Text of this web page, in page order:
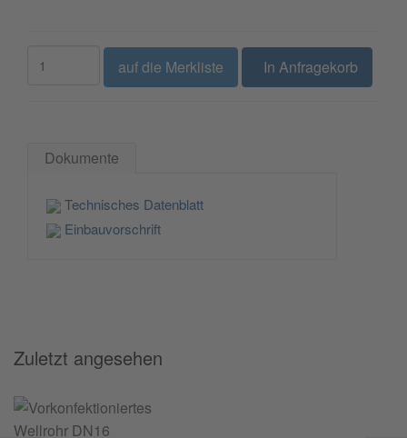
auf die Merkliste In Anfragekorb
Dokumente
Technisches Datenblatt
Einbauvorschrift
Zuletzt angesehen